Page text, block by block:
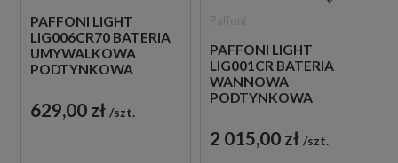
PAFFONI LIGHT
LIG006CR70 BATERIA
UMYWALKOWA
PODTYNKOWA
CHROM
629,00 zł szt.
PAFFONI LIGHT
LIG001CR BATERIA
WANNOWA
PODTYNKOWA
CHROM
2 015,00 zł szt.